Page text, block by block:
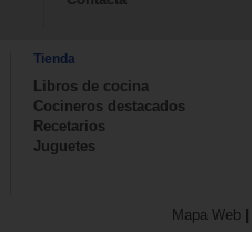
Tienda
Libros de cocina
Cocineros destacados
Recetarios
Juguetes
Mapa Web |